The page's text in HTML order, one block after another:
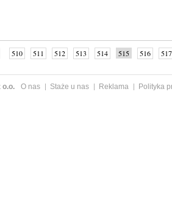
510 511 512 513 514 515 516
517
o.o. O nas Staże u nas Reklama
Polityka